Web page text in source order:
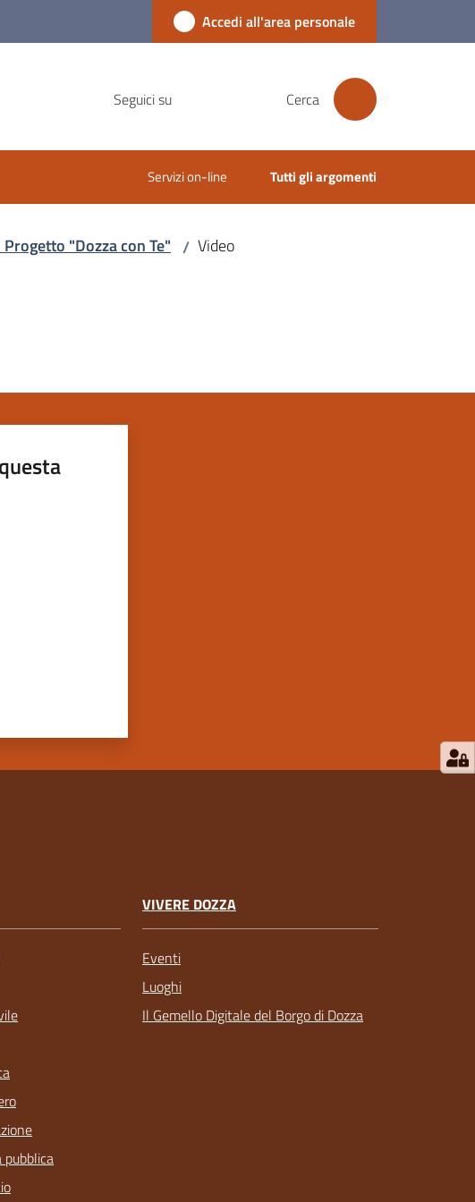
Accedi all'area personale
Seguici su Cerca
Servizi on-line Tutti gli argomenti
"Dozza con Te" / Video
pubblica
VIVERE DOZZA
Eventi
Luoghi
Il Gemello Digitale del Borgo di Dozza